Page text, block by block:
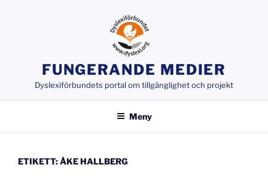
FUNGERANDE MEDIER
Dyslexiförbundets portal om tillgänglighet och projekt
Meny
ETIKETT:ÅKE HALLBERG